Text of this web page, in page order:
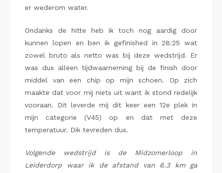
er wederom water.
Ondanks de hitte heb ik toch nog aardig door
kunnen lopen en ben ik gefinished in 28:25 wat
zowel bruto als netto was bij deze wedstrijd. Er
was dus alleen tijdwaarneming bij de finish door
middel van een chip op mijn schoen. Op zich
maakte dat voor mij niets uit want ik stond redelijk
vooraan. Dit leverde mij dit keer een 12e plek in
mijn categorie (V45) op en dat met deze
temperatuur. Dik tevreden dus.
Volgende wedstrijd is de Midzomerloop in
Leiderdorp waar ik de afstand van 6.3 km ga